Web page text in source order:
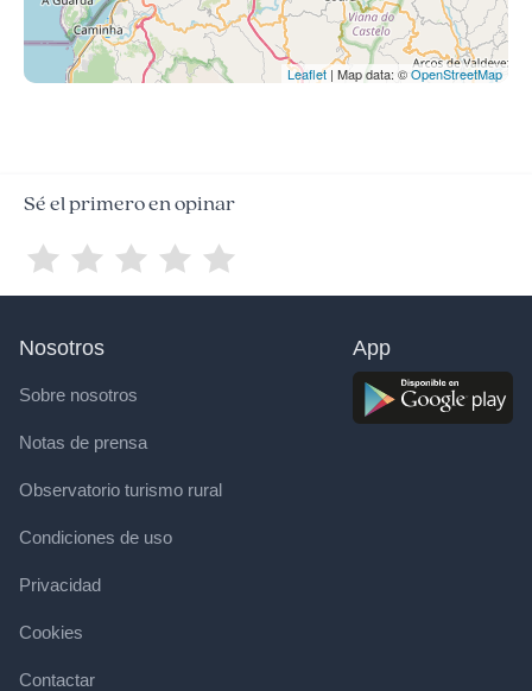
Leaflet| Map data: ©OpenStreetMap
Sé el primero en opinar
Nosotros
Sobre nosotros
Notas de prensa
Observatorio turismo rural
Condiciones de uso
Privacidad
Cookies
Contactar
App